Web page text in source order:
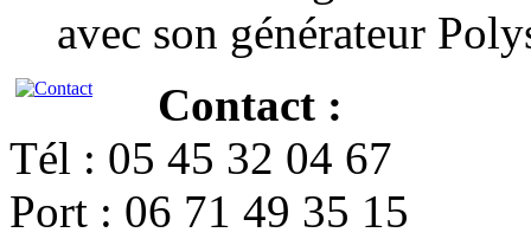
avec son générateur
Contact :
Tél : 05 45 32 04 67
Port : 06 71 49 35 15